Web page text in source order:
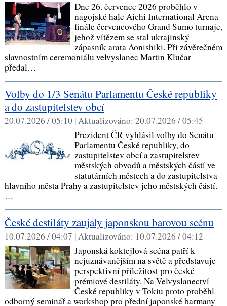
Dne 26. července 2026 proběhlo v
nagojské hale Aichi International Arena
finále červencového Grand Sumo turnaje,
jehož vítězem se stal ukrajinský
zápasník arata Aonishiki. Při závěrečném
slavnostním ceremoniálu velvyslanec Martin Klučar
předal…
Volby do 1/3 Senátu Parlamentu České republiky
a do zastupitelstev obcí
20.07.2026 / 05:10 |Aktualizováno: 20.07.2026 / 05:45
Prezident ČR vyhlásil volby do Senátu
Parlamentu České republiky, do
zastupitelstev obcí a zastupitelstev
městských obvodů a městských částí ve
statutárních městech a do zastupitelstva
hlavního města Prahy a zastupitelstev jeho městských částí.
…
České destiláty zaujaly japonskou barovou scénu
10.07.2026 / 04:07 |Aktualizováno: 10.07.2026 / 04:12
Japonská koktejlová scéna patří k
nejuznávanějším na světě a představuje
perspektivní příležitost pro české
prémiové destiláty. Na Velvyslanectví
České republiky v Tokiu proto proběhl
odborný seminář a workshop pro přední japonské barmany